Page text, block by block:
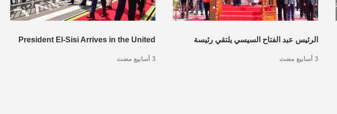
الرئيس عبد الفتاح السيسي يلتقي رئيسة
3 أسابيع مضت
President El-Sisi Arrives in the United
3 أسابيع مضت